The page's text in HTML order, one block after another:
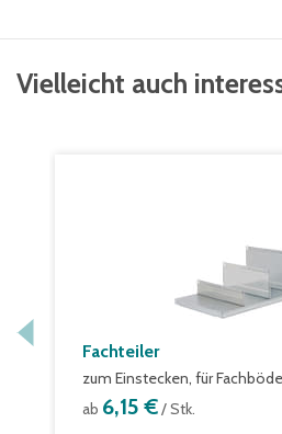
Vielleicht auch
Fachteiler
zum Einstecken, für
ab 6,15 €/ Stk.